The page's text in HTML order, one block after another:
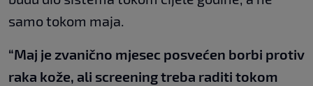
samo tokom maja.
“Maj je zvanično mjesec posvećen borbi protiv
raka kože, ali screening treba raditi tokom